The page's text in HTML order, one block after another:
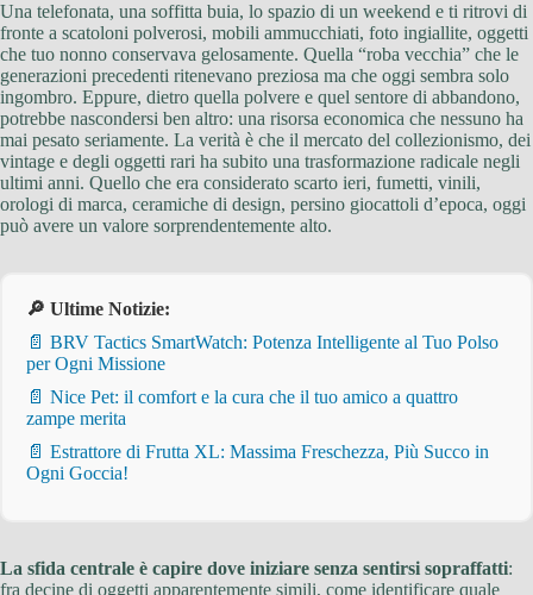
Una telefonata, una soffitta buia, lo spazio di un weekend e ti ritrovi di
fronte a scatoloni polverosi, mobili ammucchiati, foto ingiallite, oggetti
che tuo nonno conservava gelosamente. Quella “roba vecchia” che le
generazioni precedenti ritenevano preziosa ma che oggi sembra solo
ingombro. Eppure, dietro quella polvere e quel sentore di abbandono,
potrebbe nascondersi ben altro: una risorsa economica che nessuno ha
mai pesato seriamente. La verità è che il mercato del collezionismo, dei
vintage e degli oggetti rari ha subito una trasformazione radicale negli
ultimi anni. Quello che era considerato scarto ieri, fumetti, vinili,
orologi di marca, ceramiche di design, persino giocattoli d’epoca, oggi
può avere un valore sorprendentemente alto.
🔎 Ultime Notizie:
📄 BRV Tactics SmartWatch: Potenza Intelligente al Tuo Polso
per Ogni Missione
📄 Nice Pet: il comfort e la cura che il tuo amico a quattro
zampe merita
📄 Estrattore di Frutta XL: Massima Freschezza, Più Succo in
Ogni Goccia!
La sfida centrale è capire dove iniziare senza sentirsi sopraffatti:
fra decine di oggetti apparentemente simili, come identificare quale